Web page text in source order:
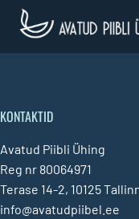
Skip
content
KONTAKTID
Avatud Piibli Ühing
Reg nr 80064971
Terase 14-2, 10125
info@avatudpiibel.ee